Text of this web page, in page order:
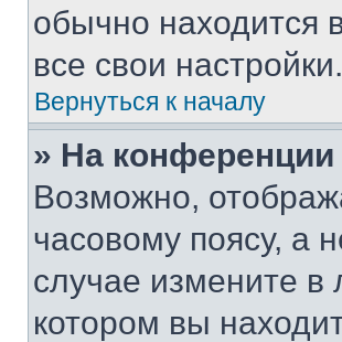
обычно находится
все свои настройки.
Вернуться к началу
» На
Возможно,
часовому поясу, а
случае измените в
котором вы